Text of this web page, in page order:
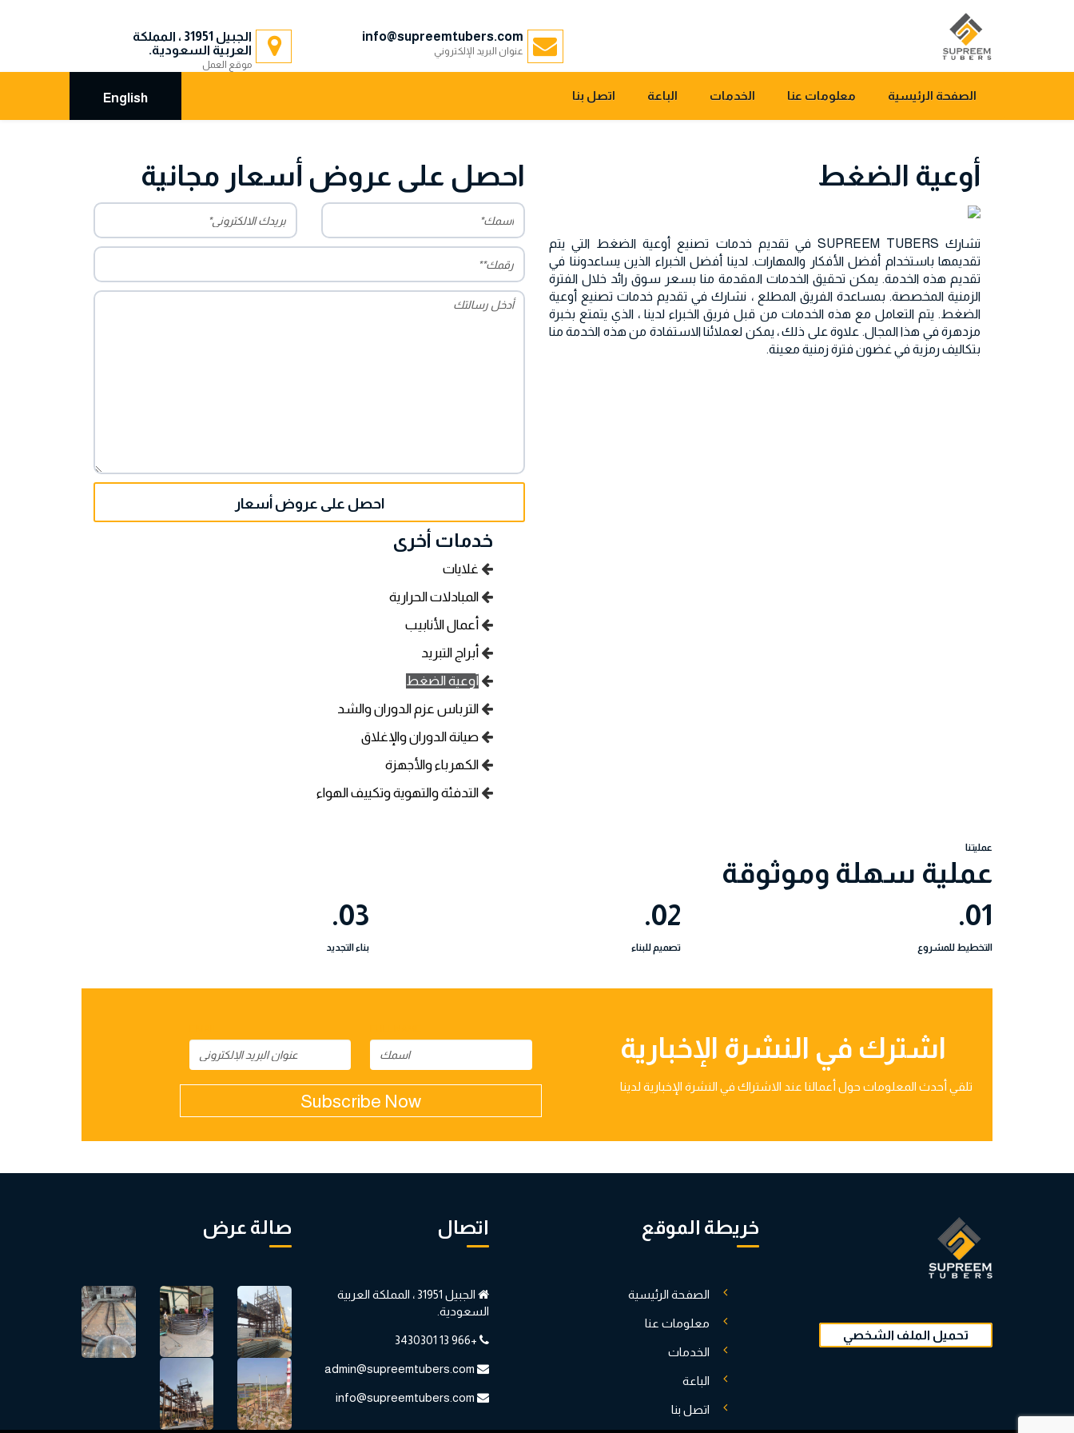
info@supreemtubers.com
عنوان البريد الإلكتروني
الجبيل 31951 ، المملكة
العربية السعودية.
موقع العمل
الصفحة الرئيسية معلومات عنا الخدمات الباعة اتصل بنا English
أوعية الضغط
تشارك SUPREEM TUBERS في تقديم خدمات تصنيع أوعية الضغط التي يتم
تقديمها باستخدام أفضل الأفكار والمهارات. لدينا أفضل الخبراء الذين يساعدوننا في
تقديم هذه الخدمة. يمكن تحقيق الخدمات المقدمة منا بسعر سوق رائد خلال الفترة
الزمنية المخصصة. بمساعدة الفريق المطلع ، نشارك في تقديم خدمات تصنيع أوعية
الضغط. يتم التعامل مع هذه الخدمات من قبل فريق الخبراء لدينا ، الذي يتمتع بخبرة
مزدهرة في هذا المجال. علاوة على ذلك ، يمكن لعملائنا الاستفادة من هذه الخدمة منا
بتكاليف رمزية في غضون فترة زمنية معينة.
احصل على عروض أسعار مجانية
احصل على عروض أسعار
خدمات أخرى
غلايات
المبادلات الحرارية
أعمال الأنابيب
أبراج التبريد
أوعية الضغط
الترباس عزم الدوران والشد
صيانة الدوران والإغلاق
الكهرباء والأجهزة
التدفئة والتهوية وتكييف الهواء
عمليتنا
عملية سهلة وموثوقة
01.
التخطيط للمشروع
02.
تصميم للبناء
03.
بناء التجديد
اشترك في النشرة الإخبارية
تلقي أحدث المعلومات حول أعمالنا عند الاشتراك في النشرة الإخبارية لدينا
Subscribe Now
تحميل الملف الشخصي
خريطة الموقع
الصفحة الرئيسية
معلومات عنا
الخدمات
الباعة
اتصل بنا
اتصال
الجبيل 31951 ، المملكة العربية
السعودية.
+966 13 3430301
صالة عرض